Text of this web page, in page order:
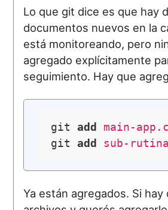
Lo que git dice es que hay
documentos nuevos en la
está monitoreando, pero
agregado explícitamente
seguimiento. Hay que
git add
main-app.c
git add sub-
Ya están agregados. Si hay